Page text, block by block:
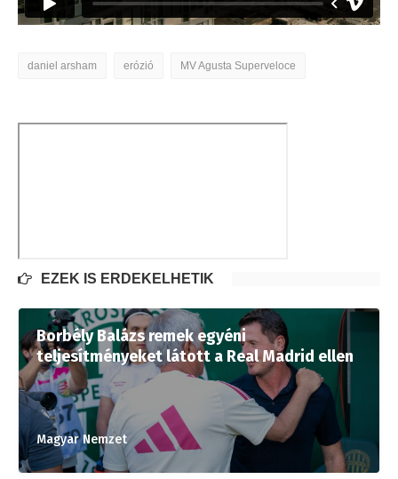
daniel arsham erózió MV Agusta Superveloce
EZEK IS ÉRDEKELHETIK
Borbély Balázs remek egyéni
teljesítményeket látott a Real Madrid ellen
Magyar Nemzet